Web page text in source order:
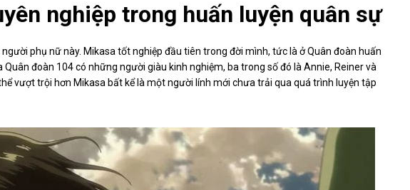
nghiệp trong huấn luyện quân sự
phụ nữ này. Mikasa tốt nghiệp đầu tiên trong đời mình, tức là ở Quân đoàn huấn
Quân đoàn 104 có những người giàu kinh nghiệm, ba trong số đó là Annie, Reiner và
vượt trội hơn Mikasa bất kể là một người lính mới chưa trải qua quá trình luyện tập